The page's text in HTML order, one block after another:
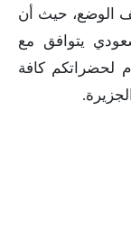
الوضع، حيث أن
يتوافق مع
لحضراتكم كافة